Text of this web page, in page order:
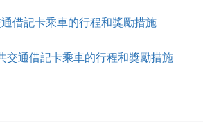
借記卡乘車的行程和獎勵措施
交通借記卡乘車的行程和獎勵措施